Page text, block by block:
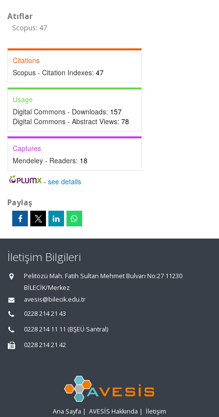
Atıflar
Scopus: 47
Citations
Scopus - Citation Indexes: 47
Usage
Digital Commons - Downloads: 157
Digital Commons - Abstract Views: 78
Captures
Mendeley - Readers: 18
- see details
Paylaş
İletişim Bilgileri
Pelitözü Mah. Fatih Sultan Mehmet Bulvarı No:27 11230
BİLECİK/Merkez
avesis@bilecik.edu.tr
0228 214 21 43
0228 214 11 11 (BŞEÜ Santral)
0228 214 21 42
Ana Sayfa | AVESİS Hakkında | İletişim